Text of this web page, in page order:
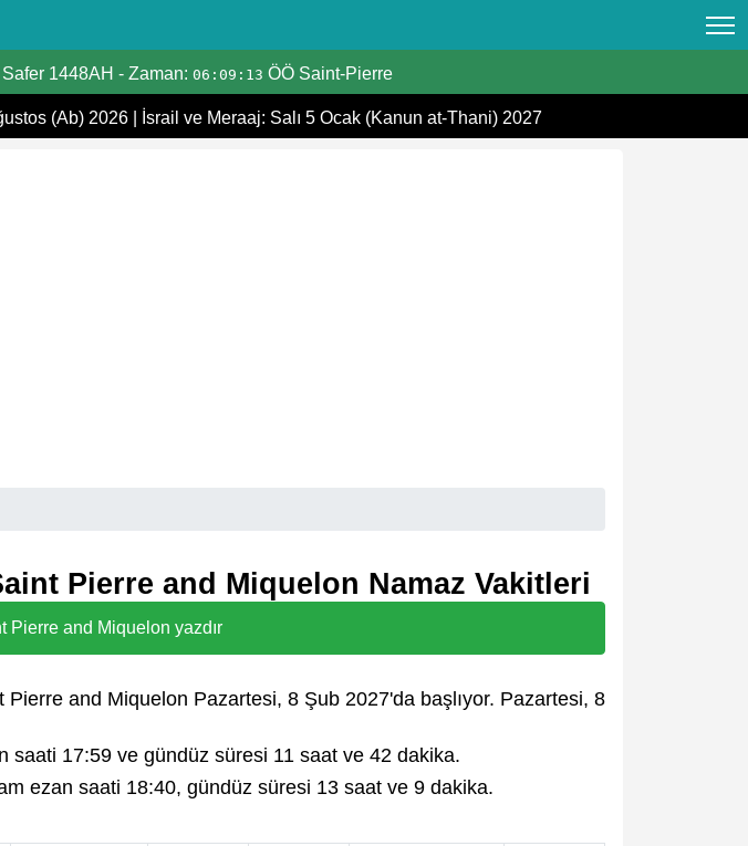
1448AH - Zaman: 06:09:13 ÖÖ Saint-Pierre
(Ab) 2026 İsrail ve Meraaj: Salı 5 Ocak (Kanun at-Thani) 2027
Pierre and Miquelon Namaz Vakitleri
Pierre and Miquelon yazdır
and Miquelon Pazartesi, 8 Şub 2027'da başlıyor. Pazartesi, 8
saati 17:59 ve gündüz süresi 11 saat ve 42 dakika.
ezan saati 18:40, gündüz süresi 13 saat ve 9 dakika.